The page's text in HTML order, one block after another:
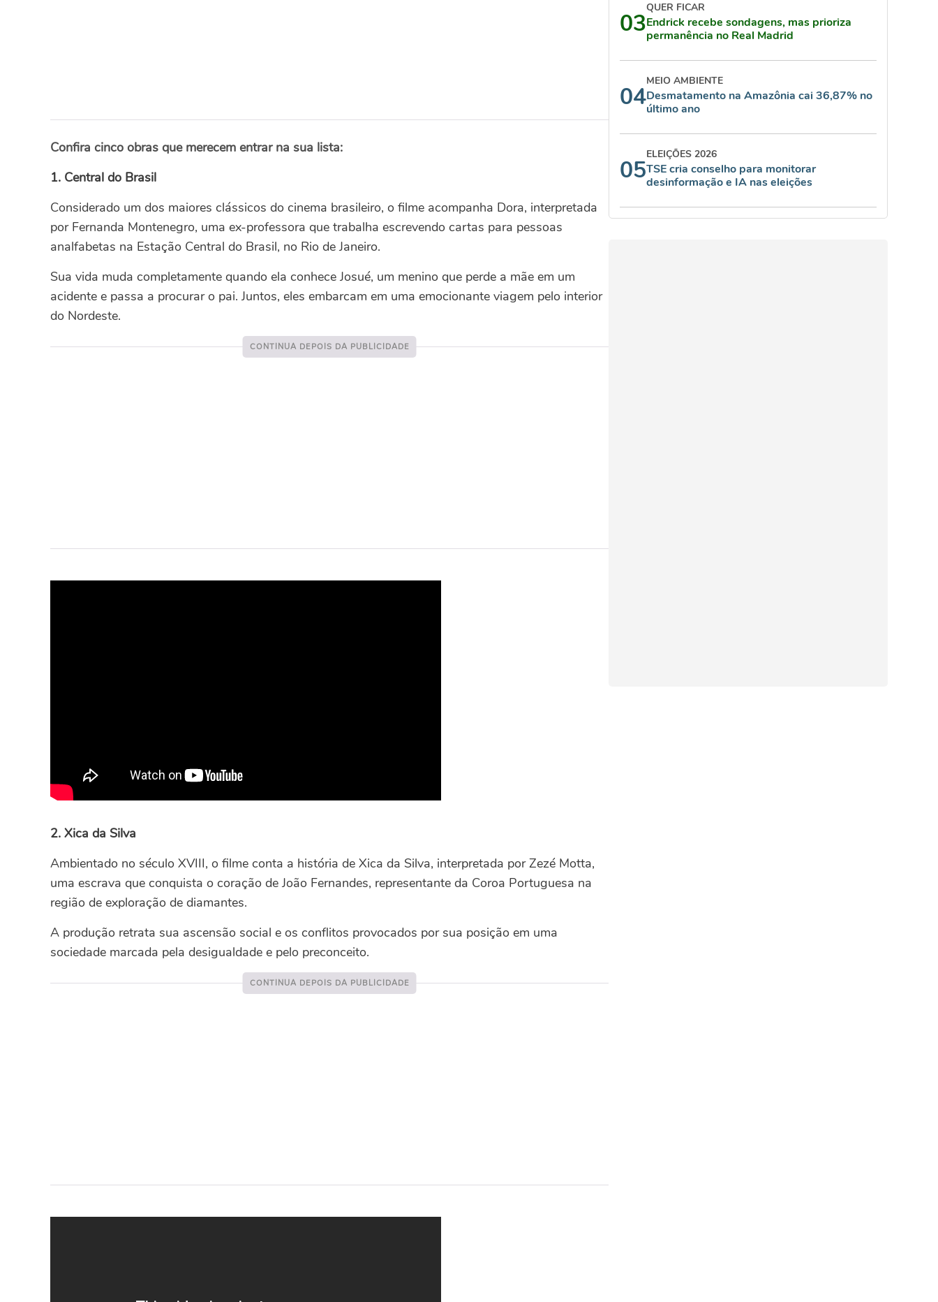
Confira cinco obras que merecem entrar na sua lista:
1. Central do Brasil
Considerado um dos maiores clássicos do cinema brasileiro, o filme acompanha Dora, interpretada
por Fernanda Montenegro, uma ex-professora que trabalha escrevendo cartas para pessoas
analfabetas na Estação Central do Brasil, no Rio de Janeiro.
Sua vida muda completamente quando ela conhece Josué, um menino que perde a mãe em um
acidente e passa a procurar o pai. Juntos, eles embarcam em uma emocionante viagem pelo interior
do Nordeste.
2. Xica da Silva
Ambientado no século XVIII, o filme conta a história de Xica da Silva, interpretada por Zezé Motta,
uma escrava que conquista o coração de João Fernandes, representante da Coroa Portuguesa na
região de exploração de diamantes.
A produção retrata sua ascensão social e os conflitos provocados por sua posição em uma
sociedade marcada pela desigualdade e pelo preconceito.
03
QUER FICAR
Endrick recebe sondagens, mas prioriza
permanência no Real Madrid
04
MEIO AMBIENTE
Desmatamento na Amazônia cai 36,87% no
último ano
05
ELEIÇÕES 2026
TSE cria conselho para monitorar
desinformação e IA nas eleições